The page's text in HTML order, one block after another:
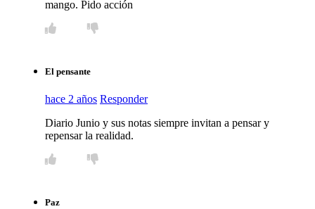
mango. Pido acción
El pensante
hace 2 años Responder
Diario Junio y sus notas siempre invitan a pensar y
repensar la realidad.
Paz